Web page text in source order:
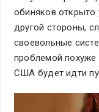
обиняков открыто
другой стороны,
своевольные
проблемой
США будет идти